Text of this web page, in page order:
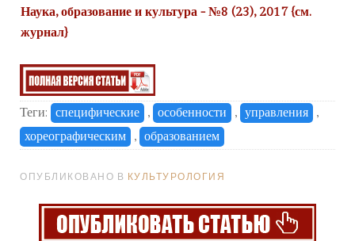
Наука, образование и культура - №8 (23), 2017 {см.
журнал}
Теги: специфические , особенности , управления ,
хореографическим , образованием
ОПУБЛИКОВАНО В КУЛЬТУРОЛОГИЯ